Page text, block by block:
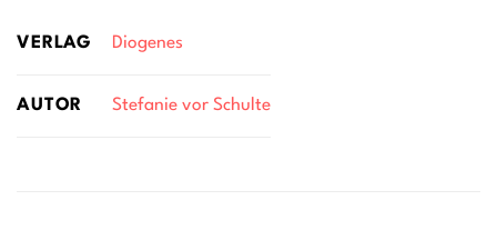
VERLAG Diogenes
AUTOR Stefanie vor Schulte